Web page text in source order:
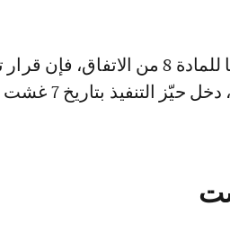
ويضيف النص: «تطبيقا للمادة 8 من
التنفيذ بتاريخ 7 غشت 2025».